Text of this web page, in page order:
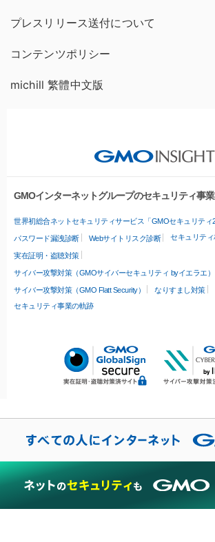
プレスリリース送付について
コンテンツポリシー
michill 繁體中文版
GMOインターネットグループのセキュリティ事
世界初総合ネットセキュリティサービス「GMOセキュリティ
パスワード漏洩診断 Webサイトリスク診断 セキュリテ
実在証明・盗聴対策
サイバー攻撃対策（GMOサイバーセキュリティ byイエラエ）
サイバー攻撃対策（GMO Flatt Security）
なりすまし対策
セキュリティ事業の軌跡